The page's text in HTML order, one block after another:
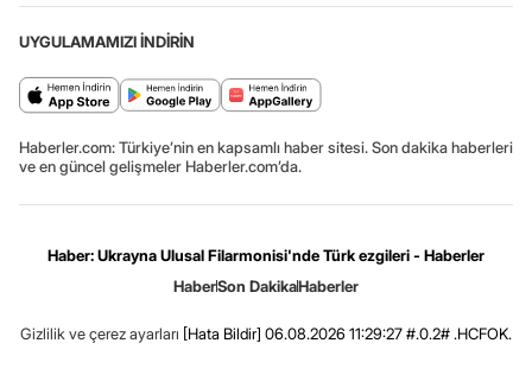
UYGULAMAMIZI İNDİRİN
Haberler.com: Türkiye’nin en kapsamlı haber sitesi. Son dakika haberleri
ve en güncel gelişmeler Haberler.com’da.
Haber: Ukrayna Ulusal Filarmonisi'nde Türk ezgileri - Haberler
HaberSon DakikaHaberler
Gizlilik ve çerez ayarları [Hata Bildir] 06.08.2026 11:29:27 #.0.2# .HCFOK.